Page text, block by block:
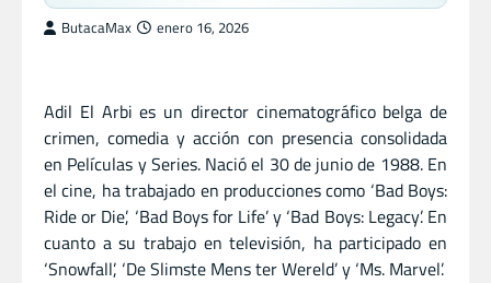
ButacaMax enero 16, 2026
Adil El Arbi es un director cinematográfico belga de
crimen, comedia y acción con presencia consolidada
en Películas y Series. Nació el 30 de junio de 1988. En
el cine, ha trabajado en producciones como ‘Bad Boys:
Ride or Die’, ‘Bad Boys for Life’ y ‘Bad Boys: Legacy’. En
cuanto a su trabajo en televisión, ha participado en
‘Snowfall’, ‘De Slimste Mens ter Wereld’ y ‘Ms. Marvel’.